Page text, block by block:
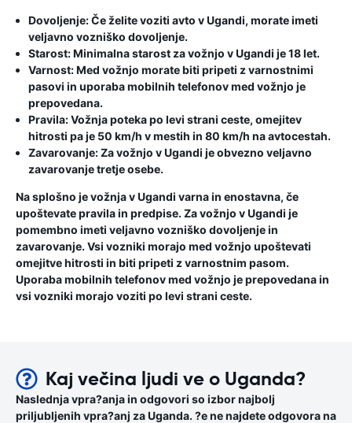
Dovoljenje:Če želite voziti avto v Ugandi, morate imeti
veljavno vozniško dovoljenje.
Starost:Minimalna starost za vožnjo v Ugandi je 18 let.
Varnost:Med vožnjo morate biti pripeti z varnostnimi
pasovi in ​​uporaba mobilnih telefonov med vožnjo je
prepovedana.
Pravila:Vožnja poteka po levi strani ceste, omejitev
hitrosti pa je 50 km/h v mestih in 80 km/h na avtocestah.
Zavarovanje:Za vožnjo v Ugandi je obvezno veljavno
zavarovanje tretje osebe.
Na splošno je vožnja v Ugandi varna in enostavna, če
upoštevate pravila in predpise. Za vožnjo v Ugandi je
pomembno imeti veljavno vozniško dovoljenje in
zavarovanje. Vsi vozniki morajo med vožnjo upoštevati
omejitve hitrosti in biti pripeti z varnostnim pasom.
Uporaba mobilnih telefonov med vožnjo je prepovedana in
vsi vozniki morajo voziti po levi strani ceste.
Kaj večina ljudi ve o Uganda?
Naslednja vpra?anja in odgovori so izbor najbolj
priljubljenih vpra?anj za Uganda. ?e ne najdete odgovora na